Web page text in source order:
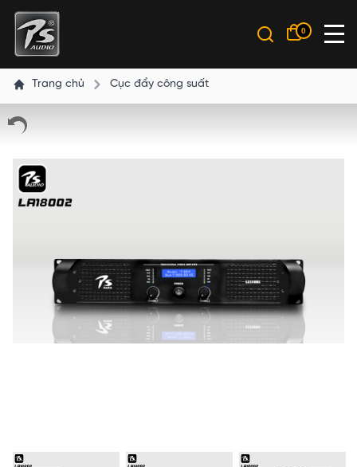
0
Trang chủ Cục đẩy công suất